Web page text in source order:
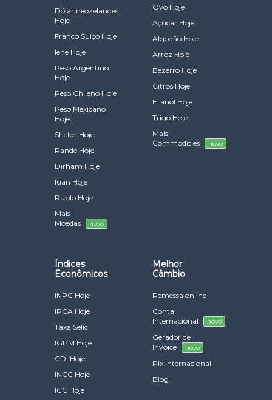
Dólar neozelandes
Hoje
Franco Suiço Hoje
Iene Hoje
Peso Argentino
Hoje
Peso Chileno Hoje
Peso Mexicano
Hoje
Shekel Hoje
Rande Hoje
Dirham Hoje
Iuan Hoje
Rublo Hoje
Mais
Moedas
novo
Ovo Hoje
Açúcar Hoje
Algodão Hoje
Arroz Hoje
Bezerro Hoje
Citros Hoje
Etanol Hoje
Trigo Hoje
Mais
Commodities
novo
Índices
Econômicos
INPC Hoje
IPCA Hoje
Taxa Selic
IGPM Hoje
CDI Hoje
INCC Hoje
ICC Hoje
Melhor
Câmbio
Remessa online
Conta
Internacional
novo
Gerador de
Invoice
novo
Pix Internacional
Blog